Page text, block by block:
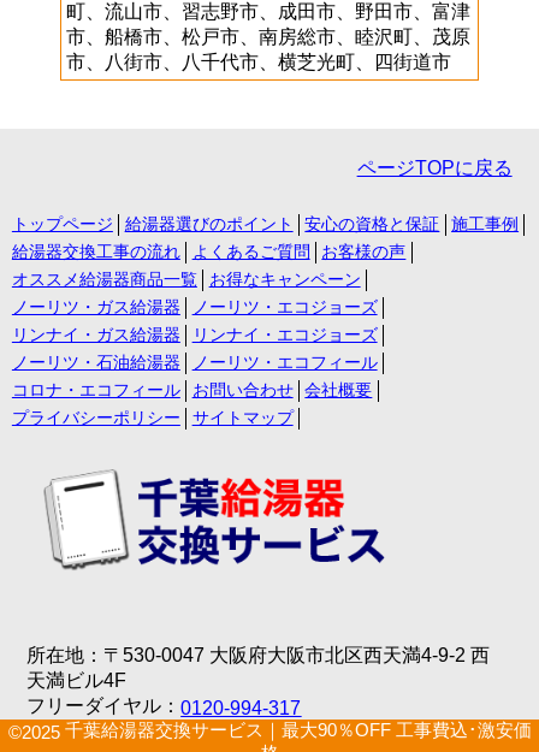
町、流山市、習志野市、成田市、野田市、富津
市、船橋市、松戸市、南房総市、睦沢町、茂原
市、八街市、八千代市、横芝光町、四街道市
ページTOPに戻る
トップページ 給湯器選びのポイント 安心の資格と保証
施工事例
給湯器交換工事の流れ
よくあるご質問
お客様の声
オススメ給湯器商品一覧
お得なキャンペーン
ノーリツ・ガス給湯器
ノーリツ・エコジョーズ
リンナイ・ガス給湯器
リンナイ・エコジョーズ
ノーリツ・石油給湯器
ノーリツ・エコフィール
コロナ・エコフィール
お問い合わせ
会社概要
プライバシーポリシー
サイトマップ
所在地：〒530-0047 大阪府大阪市北区西天満4-9-2 西
天満ビル4F
フリーダイヤル：0120-994-317
©2025千葉給湯器交換サービス｜最大90％OFF 工事費込･激安価